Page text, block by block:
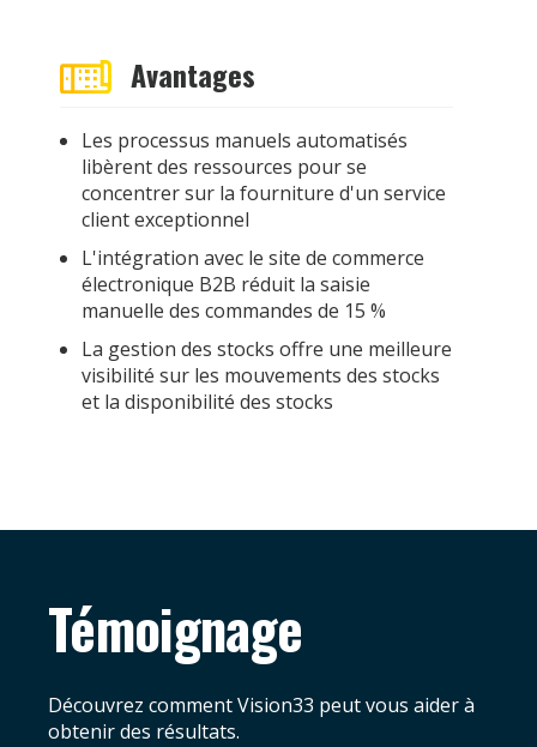
Avantages
Les processus manuels automatisés
libèrent des ressources pour se
concentrer sur la fourniture d'un service
client exceptionnel
L'intégration avec le site de commerce
électronique B2B réduit la saisie
manuelle des commandes de 15 %
La gestion des stocks offre une meilleure
visibilité sur les mouvements des stocks
et la disponibilité des stocks
Témoignage
Découvrez comment Vision33 peut vous aider à
obtenir des résultats.